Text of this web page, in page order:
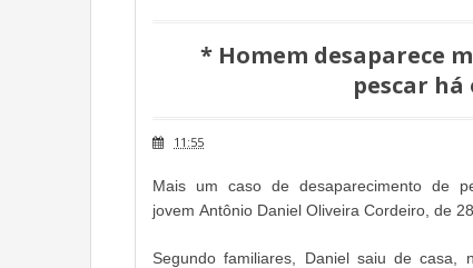
* Homem desaparece
pescar há
11:55
Mais um caso de desaparecimento de
jovem Antônio Daniel Oliveira Cordeiro, de
Segundo familiares, Daniel saiu de